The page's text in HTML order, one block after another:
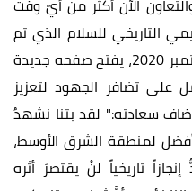
الآن أكثر من أيّ وقت
التاريخي للسلام الذي تم
توقيعه في البيت الأبيض في سبتمبر 2020، يفتح صفحه جديدة
على تضافر الجهود لتعزيز
سعادته:" لقد بتنا نشهدُ
لمنطقة الشرق الأوسط،
تاريخياً لنْ يقتصرَ أثره